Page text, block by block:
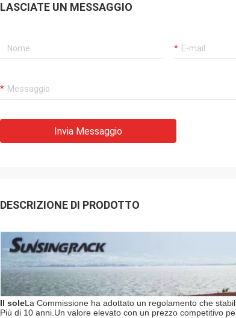
LASCIATE UN MESSAGGIO
Invia Messaggio
DESCRIZIONE DI PRODOTTO
Il soleLa Commissione ha adottato un regolamento che
Più di 10 anni. Un valore elevato con un prezzo competitivo